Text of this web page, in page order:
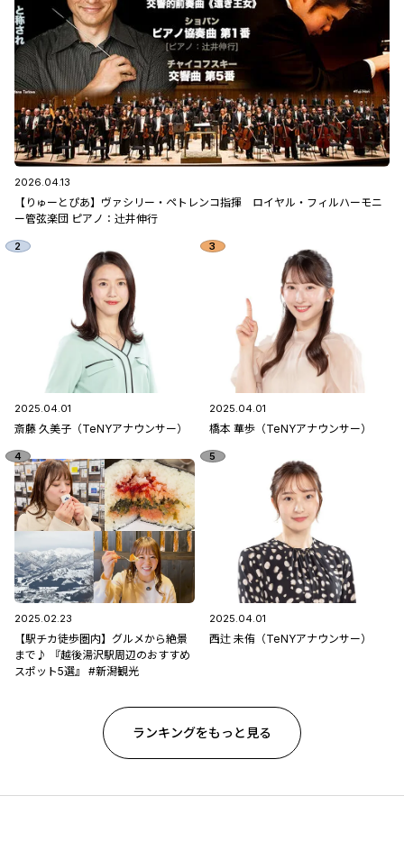
2026.04.13
【りゅーとぴあ】ヴァシリー・ペトレンコ指揮 ロイヤル・フィルハーモニ
ー管弦楽団 ピアノ：辻󠄀井伸行
2025.04.01
斎藤 久美子（TeNYアナウンサー）
2025.04.01
橋本 華歩（TeNYアナウンサー）
2025.02.23
【駅チカ徒歩圏内】グルメから絶景
まで♪ 『越後湯沢駅周辺のおすすめ
スポット5選』 #新潟観光
2025.04.01
西辻 未侑（TeNYアナウンサー）
ランキングをもっと見る